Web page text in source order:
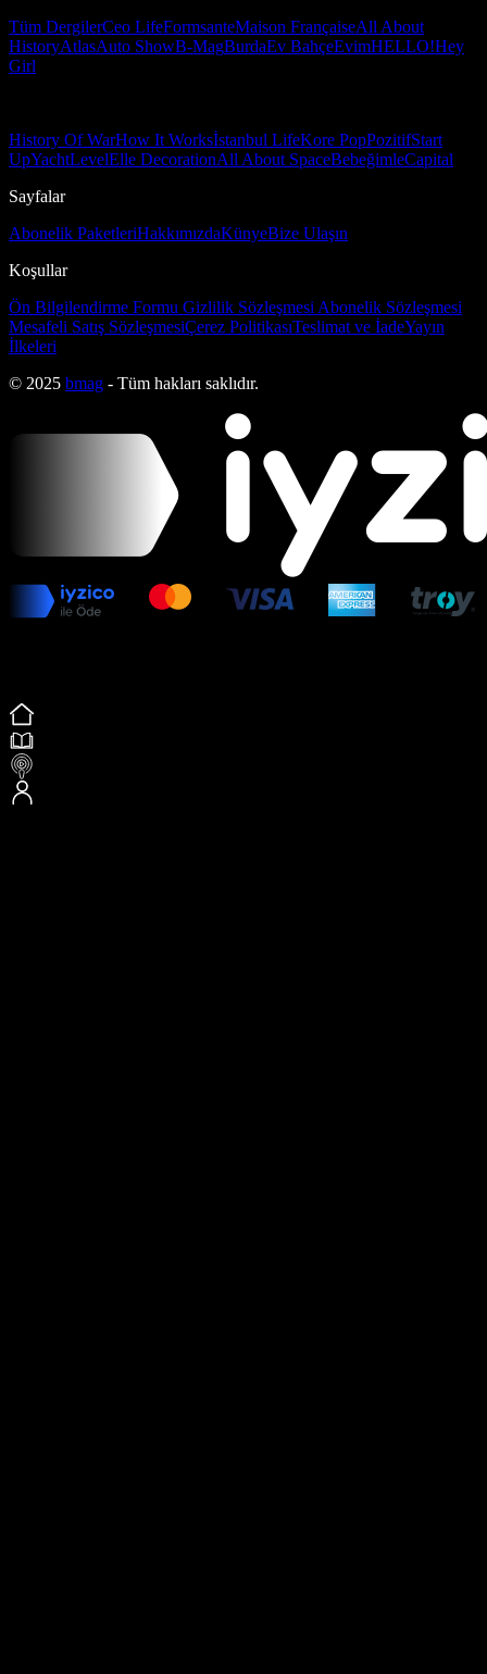
Tüm DergilerCeo LifeFormsanteMaison FrançaiseAll About
HistoryAtlasAuto ShowB-MagBurdaEv BahçeEvimHELLO!Hey
Girl
History Of WarHow It Worksİstanbul LifeKore PopPozitifStart
UpYachtLevelElle DecorationAll About SpaceBebeğimleCapital
Sayfalar
Abonelik PaketleriHakkımızdaKünyeBize Ulaşın
Koşullar
Ön Bilgilendirme Formu Gizlilik Sözleşmesi Abonelik Sözleşmesi
Mesafeli Satış SözleşmesiÇerez PolitikasıTeslimat ve İadeYayın
İlkeleri
© 2025 bmag - Tüm hakları saklıdır.